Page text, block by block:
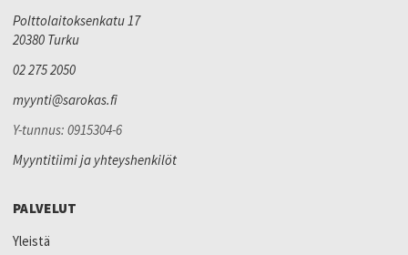
Polttolaitoksenkatu 17
20380 Turku
02 275 2050
myynti@sarokas.fi
Y-tunnus: 0915304-6
Myyntitiimi ja yhteyshenkilöt
PALVELUT
Yleistä